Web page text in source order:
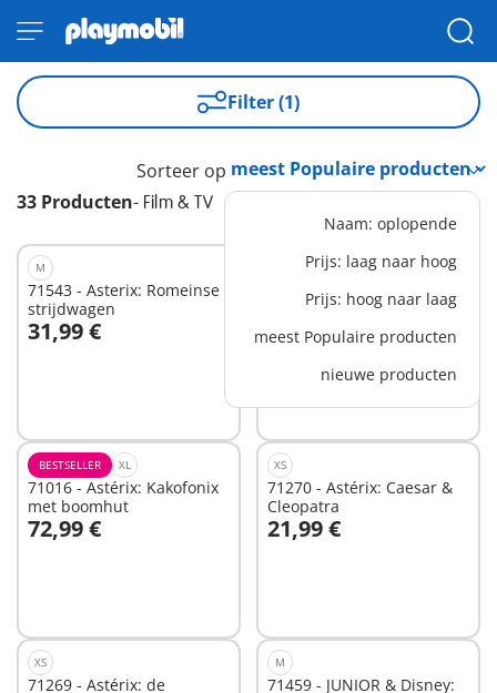
Filter (1)
33 Producten- Film & TV
Sorteer op
Naam: oplopende
Prijs: laag naar hoog
Prijs: hoog naar laag
meest Populaire producten
nieuwe producten
M
71543 - Asterix: Romeinse
strijdwagen
31,99 €
In winkelwagen
71694 - JUNIOR & Disney:
Winnie de Poeh's &
Teigetje's Bijentuin
37,99 €
In winkelwagen
BESTSELLER XL
71016 - Astérix: Kakofonix
met boomhut
72,99 €
XS
71270 - Astérix: Caesar &
Cleopatra
21,99 €
XS
71269 - Astérix: de
M
71459 - JUNIOR & Disney: